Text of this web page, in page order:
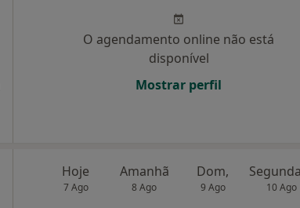
O agendamento online não está
disponível
Mostrar perfil
Hoje
7 Ago
Amanhã
8 Ago
Dom,
9 Ago 10 Ago